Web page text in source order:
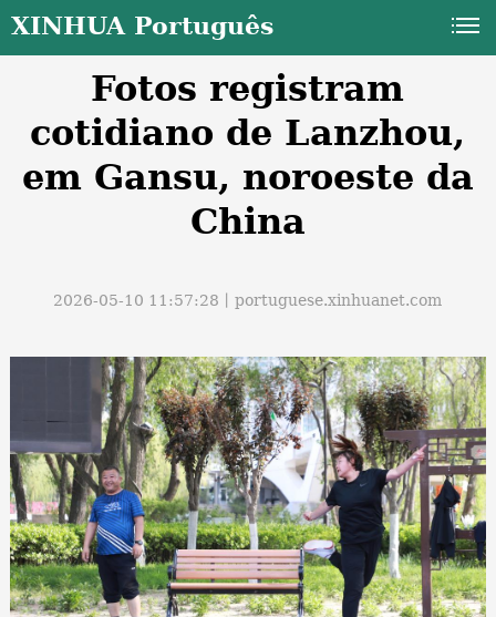
XINHUA Português
Fotos registram
cotidiano de Lanzhou,
em Gansu, noroeste da
China
2026-05-10 11:57:28丨portuguese.xinhuanet.com